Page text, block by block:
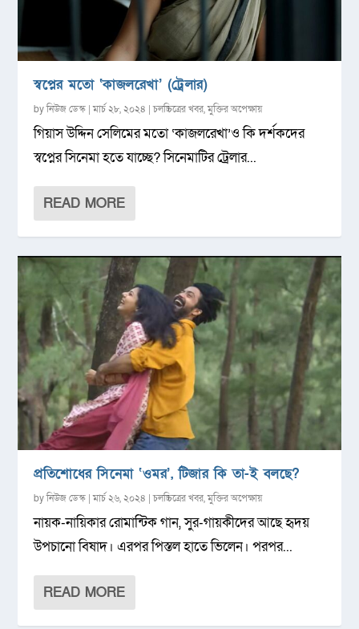
স্বপ্নের মতো ‘কাজলরেখা’ (ট্রেলার)
byনিউজ ডেস্ক |মার্চ ২৮, ২০২৪ |চলচ্চিত্রের খবর,মুক্তির অপেক্ষায়
গিয়াস উদ্দিন সেলিমের মতো ‘কাজলরেখা’ও কি দর্শকদের
স্বপ্নের সিনেমা হতে যাচ্ছে? সিনেমাটির ট্রেলার...
READ MORE
প্রতিশোধের সিনেমা ‘ওমর’, টিজার কি তা-ই বলছে?
byনিউজ ডেস্ক |মার্চ ২৬, ২০২৪ |চলচ্চিত্রের খবর,মুক্তির অপেক্ষায়
নায়ক-নায়িকার রোমান্টিক গান, সুর-গায়কীদের আছে হৃদয়
উপচানো বিষাদ। এরপর পিস্তল হাতে ভিলেন। পরপর...
READ MORE